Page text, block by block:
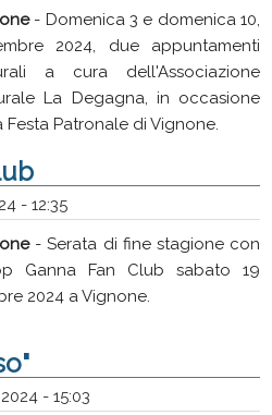
- Domenica 3 e domenica 10,
2024, due appuntamenti
a cura dell'Associazione
La Degagna, in occasione
Festa Patronale di Vignone.
- 12:35
- Serata di fine stagione con
Ganna Fan Club sabato 19
2024 a Vignone.
- 15:03